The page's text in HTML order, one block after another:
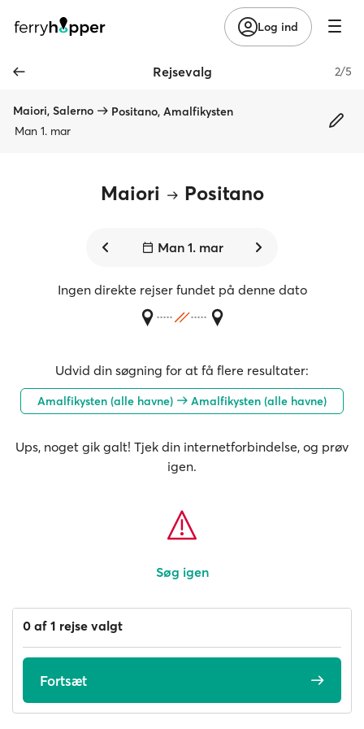
Log ind
Rejsevalg 2/5
Maiori, Salerno
Positano, Amalfikysten
Man 1. mar
Maiori Positano
Man 1. mar
Ingen direkte rejser fundet på denne dato
Udvid din søgning for at få flere resultater:
Amalfikysten (alle havne) Amalfikysten (alle havne)
Ups, noget gik galt! Tjek din internetforbindelse, og prøv
igen.
Søg igen
0 af 1 rejse valgt
Fortsæt